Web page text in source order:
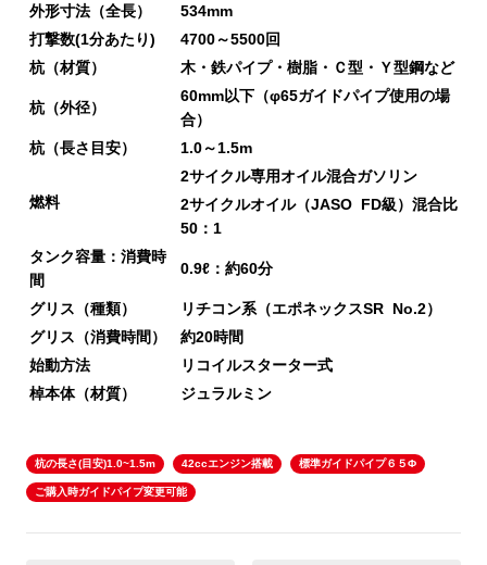
外形寸法（全長）
534mm
打撃数(1分あたり)
4700～5500回
杭（材質）
木・鉄パイプ・樹脂・Ｃ型・Ｙ型鋼など
杭（外径）
60mm以下（φ65ガイドパイプ使用の場
合）
杭（長さ目安）
1.0～1.5m
燃料
2サイクル専用オイル混合ガソリン
2サイクルオイル（JASO FD級）混合比
50：1
タンク容量：消費時
間
0.9ℓ：約60分
グリス（種類）
リチコン系（エポネックスSR No.2）
グリス（消費時間）
約20時間
始動方法
リコイルスターター式
棹本体（材質）
ジュラルミン
杭の長さ(目安)1.0~1.5m 42ccエンジン搭載 標準ガイドパイプ６５Φ
ご購入時ガイドパイプ変更可能